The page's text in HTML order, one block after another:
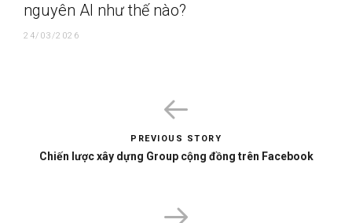
nguyên AI như thế nào?
24/03/2026
PREVIOUS STORY
Chiến lược xây dựng Group cộng đồng trên Facebook